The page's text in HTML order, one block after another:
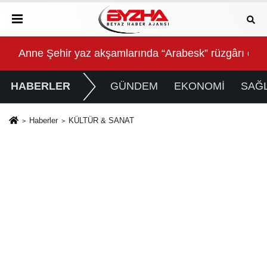
Anne Şehir yaz akşamlarında “Arabesk” rüzgârı esti
HABERLER GÜNDEM EKONOMİ
Haberler KÜLTÜR & SANAT